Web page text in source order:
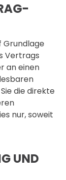
Grundlage
Vertrags
an einen
die direkte
nur, soweit
UND